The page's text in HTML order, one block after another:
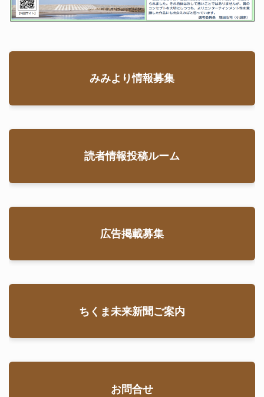
みみより情報募集
読者情報投稿ルーム
広告掲載募集
ちくま未来新聞ご案内
お問合せ